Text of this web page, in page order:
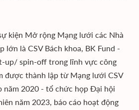
kiện Mở rộng Mạng lưới các Nhà
lớn là CSV Bách khoa, BK Fund -
up/ spin-off trong lĩnh vực công
được thành lập từ Mạng lưới CSV
năm 2020 - tổ chức họp Đại hội
năm 2023, báo cáo hoạt động